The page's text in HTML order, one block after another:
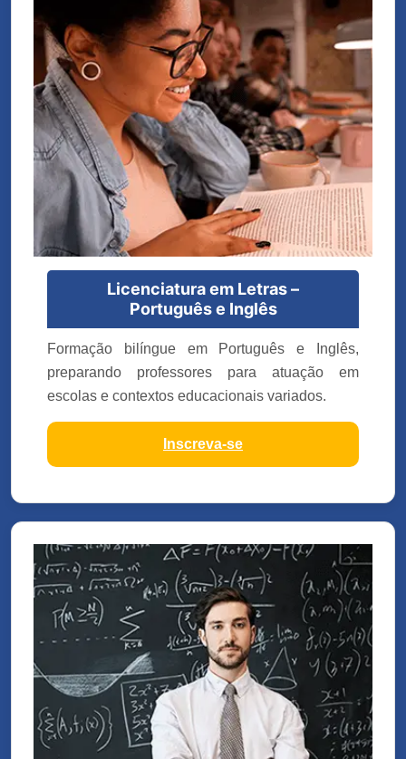
Licenciatura em Letras –
Português e Inglês
Formação bilíngue em Português e Inglês,
preparando professores para atuação em
escolas e contextos educacionais variados.
Inscreva-se